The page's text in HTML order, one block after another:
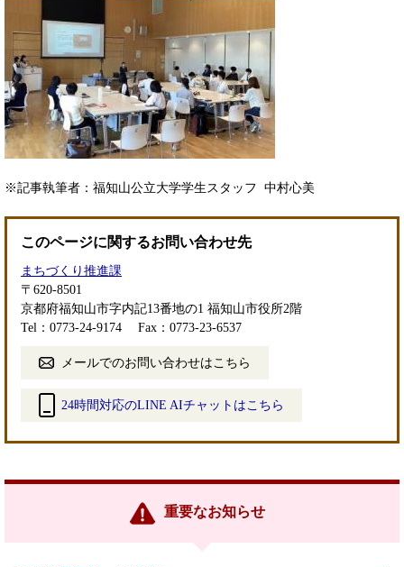
※記事執筆者：福知山公立大学学生スタッフ 中村心美
このページに関するお問い合わせ先
まちづくり推進課
〒620-8501
京都府福知山市字内記13番地の1 福知山市役所2階
Tel：0773-24-9174
Fax：0773-23-6537
メールでのお問い合わせはこちら
24時間対応のLINE AIチャットはこちら
リ
重要なお知らせ